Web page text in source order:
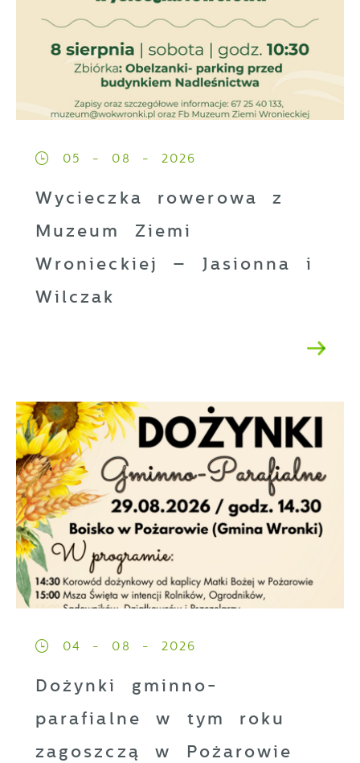
05 - 08 - 2026
Wycieczka rowerowa z
Muzeum Ziemi
Wronieckiej – Jasionna i
Wilczak
04 - 08 - 2026
Dożynki gminno-
parafialne w tym roku
zagoszczą w Pożarowie